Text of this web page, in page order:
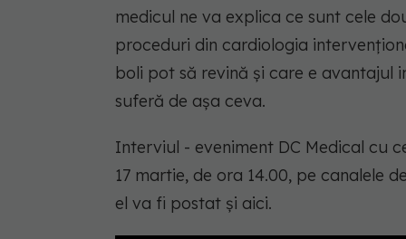
medicul ne va explica ce sunt cele
proceduri din cardiologia
boli pot să revină și care e avantajul
suferă de așa ceva.
Interviul - eveniment DC Medical cu
17 martie, de ora 14.00, pe canalele
el va fi postat și aici.